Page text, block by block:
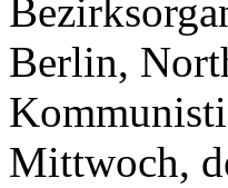
Berlin,
Mittwoch,